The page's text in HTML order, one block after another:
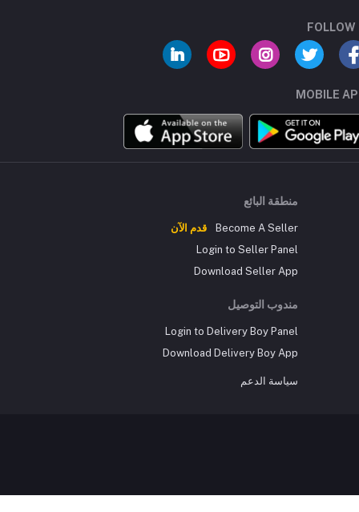
FOLLOW
MOBILE
منطقة البائع
Become A Seller
قدم الآن
Login to Seller Panel
Download Seller App
مندوب التوصيل
Login to Delivery Boy Panel
Download Delivery Boy App
سياسة الدعم